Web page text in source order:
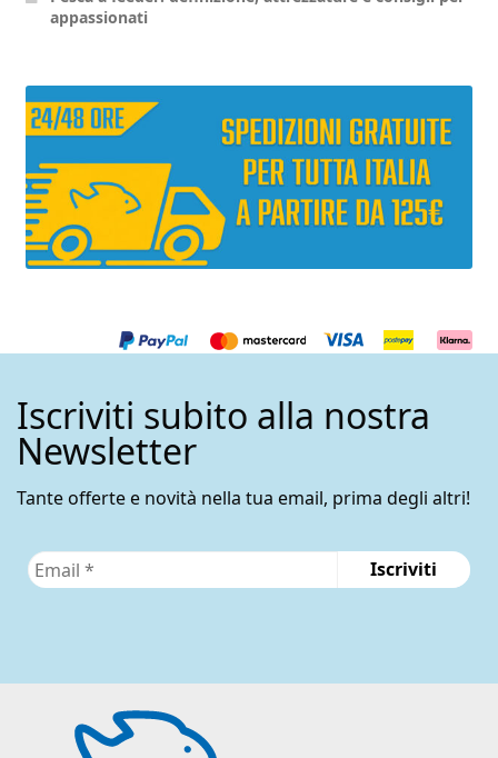
appassionati
Iscriviti subito alla nostra
Newsletter
Tante offerte e novità nella tua email, prima degli altri!